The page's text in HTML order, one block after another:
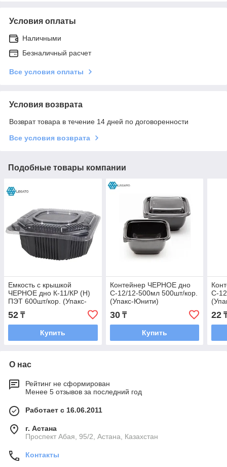
Условия оплаты
Наличными
Безналичный расчет
Все условия оплаты
Условия возврата
Возврат товара в течение 14 дней по договоренности
Все условия возврата
Подобные товары компании
Емкость с крышкой
ЧЕРНОЕ дно К-11/КР (Н)
ПЭТ 600шт/кор. (Упакс-
Юнити)
52 ₸
Купить
Контейнер ЧЕРНОЕ дно
С-12/12-500мл 500шт/кор.
(Упакс-Юнити)
30₸
Купить
С-
22
О нас
Рейтинг не сформирован
Менее 5 отзывов за последний год
Работает с 16.06.2011
г. Астана
​Проспект Абая, 95/2, Астана, Казахстан
Контакты